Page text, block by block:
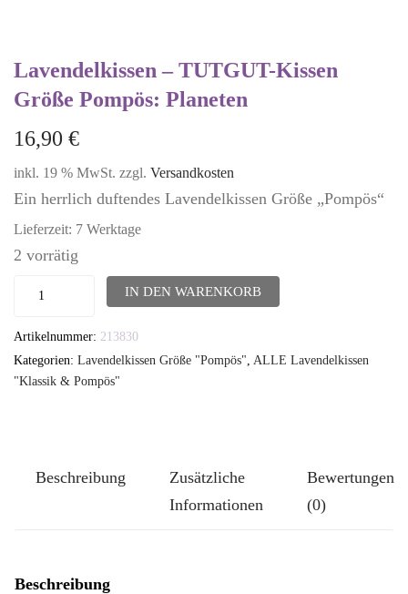
Lavendelkissen – TUTGUT-Kissen
Größe Pompös: Planeten
16,90 €
inkl. 19 % MwSt. zzgl. Versandkosten
Ein herrlich duftendes Lavendelkissen Größe „Pompös“
Lieferzeit: 7 Werktage
2 vorrätig
Lavendelkissen
TUTGUT-
Kissen
Menge
IN DEN WARENKORB
Artikelnummer: 213830
Kategorien: Lavendelkissen Größe "Pompös" ALLE Lavendelkissen
"Klassik & Pompös"
Beschreibung
Zusätzliche
Informationen
Bewertungen
(0)
Beschreibung